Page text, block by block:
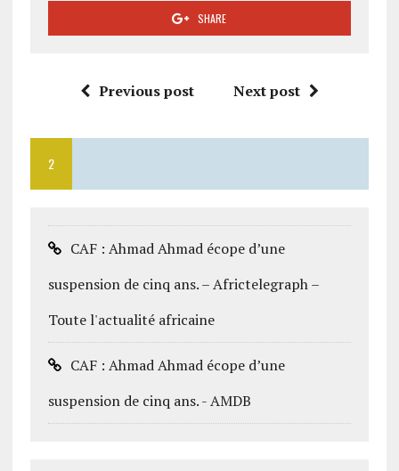
SHARE
Previous post Next post
2
CAF : Ahmad Ahmad écope d’une
suspension de cinq ans. – Africtelegraph –
Toute l'actualité africaine
CAF : Ahmad Ahmad écope d’une
suspension de cinq ans. - AMDB